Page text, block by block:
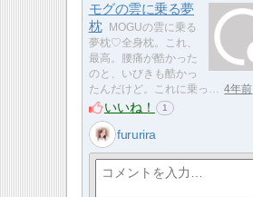
モグの雲に乗る夢
枕
MOGUの雲に乗る
夢枕♡全身枕。これ、
最高。腰痛が酷かった
のと、いびきも酷かっ
たんだけど。これに乗っ…
4年前
いいね！ 1
fururira